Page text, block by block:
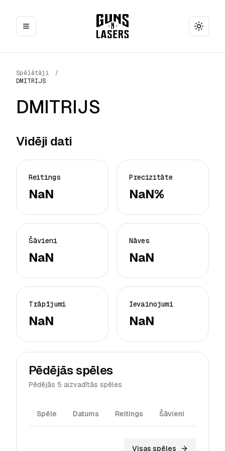
Toggle
Spēlētāji
/
DMITRIJS
DMITRIJS
Vidēji dati
Reitings
NaN
Precizitāte
NaN%
Šāvieni
NaN
Nāves
NaN
Trāpījumi
NaN
Ievainojumi
NaN
Pēdējās spēles
Pēdējās 5 aizvadītās spēles
Spēle Datums Reitings Šāvieni
Visas spēles